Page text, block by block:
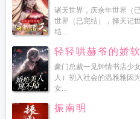
诸天世界，庆余年世界（
世界（已完结），择天记
结...
轻轻哄赫爷的娇
豪门总裁一见钟情书店少
人）初入社会的温雅雅因
女...
振南明